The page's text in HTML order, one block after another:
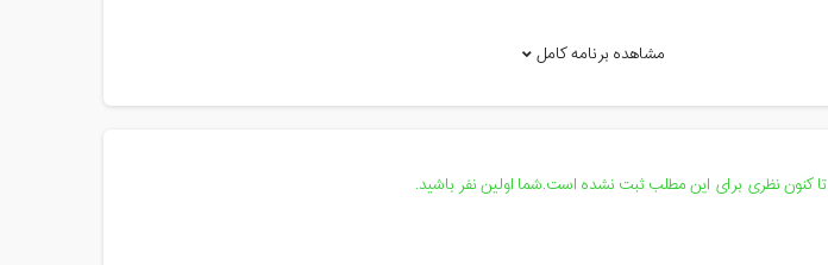
مشاهده برنامه کامل
تا کنون نظری برای این مطلب ثبت نشده است.شما اولین نفر باشید.